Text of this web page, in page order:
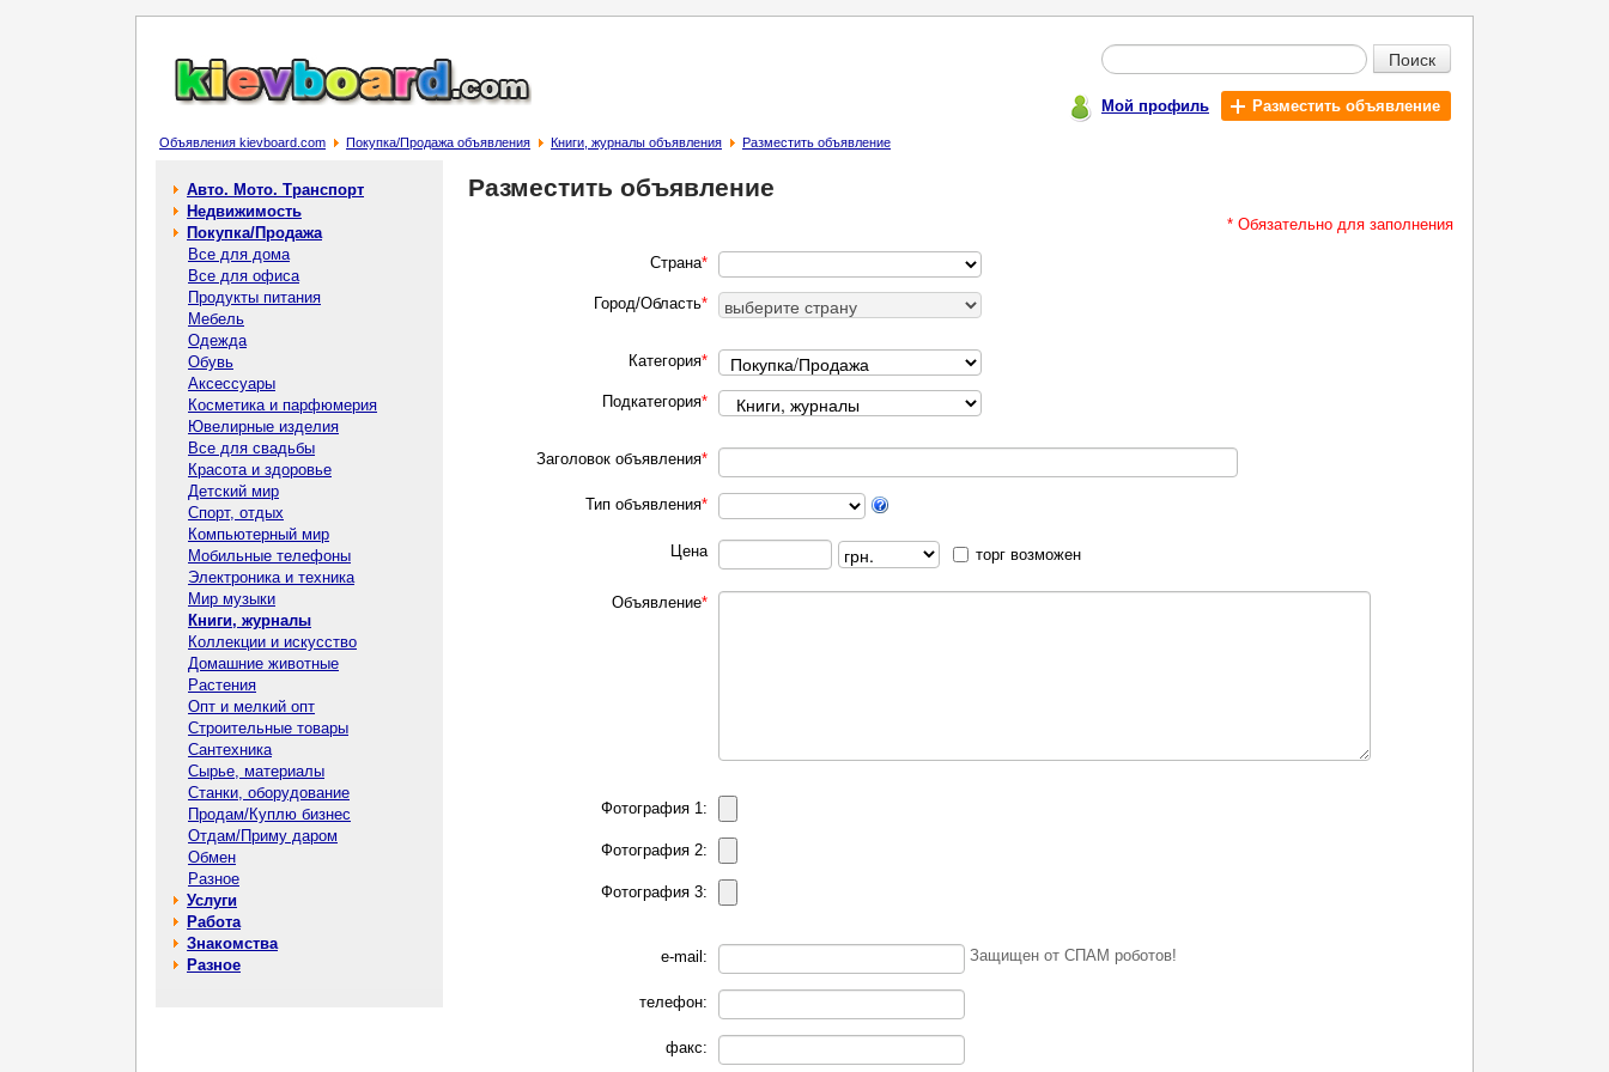
Поиск
Мой профиль Разместить объявление
Объявления kievboard.com Покупка/Продажа объявления Книги, журналы объявления Разместить объявление
Авто. Мото. Транспорт
Недвижимость
Покупка/Продажа
Все для дома
Все для офиса
Продукты питания
Мебель
Одежда
Обувь
Аксессуары
Косметика и парфюмерия
Ювелирные изделия
Все для свадьбы
Красота и здоровье
Детский мир
Спорт, отдых
Компьютерный мир
Мобильные телефоны
Электроника и техника
Мир музыки
Книги, журналы
Коллекции и искусство
Домашние животные
Растения
Опт и мелкий опт
Строительные товары
Сантехника
Сырье, материалы
Станки, оборудование
Продам/Куплю бизнес
Отдам/Приму даром
Обмен
Разное
Услуги
Работа
Знакомства
Разное
Разместить объявление
* Обязательно для заполнения
Страна*
Город/Область*
Категория*
Подкатегория*
Заголовок объявления*
Тип объявления*
Цена торг возможен
Объявление*
Фотография 1:
Фотография 2:
Фотография 3:
e-mail: Защищен от СПАМ роботов!
телефон:
факс: